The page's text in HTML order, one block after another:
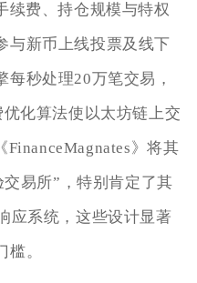
续费、持仓规模与特权
与新币上线投票及线下
秒处理20万笔交易，
化算法使以太坊链上交
》将其
易所”，特别肯定了其
应系统，这些设计显著
。